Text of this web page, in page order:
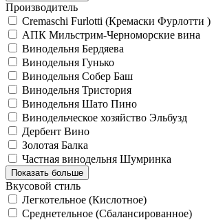
Производитель
Cremaschi Furlotti (Кремаски Фурлотти )
АПК Мильстрим-Черноморские вина
Винодельня Бердяева
Винодельня Гунько
Винодельня Собер Баш
Винодельня Тристория
Винодельня Шато Пино
Винодельческое хозяйство Эльбузд
Дербент Вино
Золотая Балка
Частная винодельня Шумринка
Показать больше
Вкусовой стиль
Легкотельное (Кислотное)
Среднетельное (Сбалансированное)